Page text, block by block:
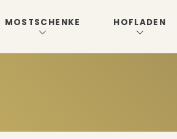
MOSTSCHENKE HOFLADEN